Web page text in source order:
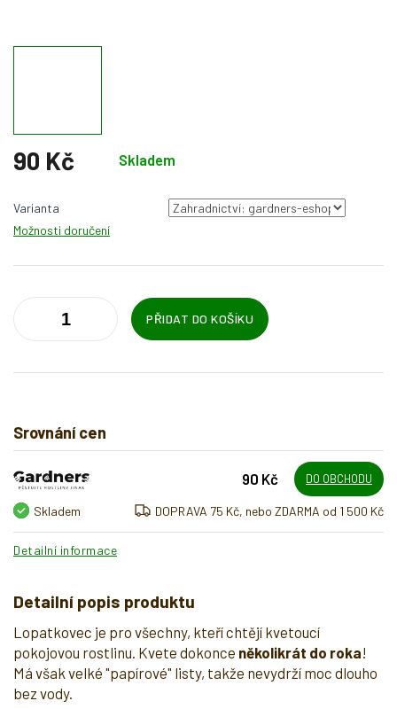
90 Kč Skladem
cena:
Varianta
Možnosti doručení
PŘIDAT DO KOŠÍKU
Srovnání cen
90 Kč DO OBCHODU
Skladem DOPRAVA 75 Kč, nebo ZDARMA od 1 500 Kč
Detailní informace
Detailní popis produktu
Lopatkovec je pro všechny, kteří chtějí kvetoucí
pokojovou rostlinu. Kvete dokonce několikrát do roka!
Má však velké "papírové" listy, takže nevydrží moc dlouho
bez vody.